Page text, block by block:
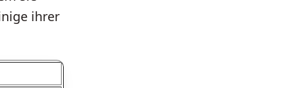
ihrer